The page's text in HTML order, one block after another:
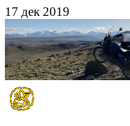
17 дек 2019